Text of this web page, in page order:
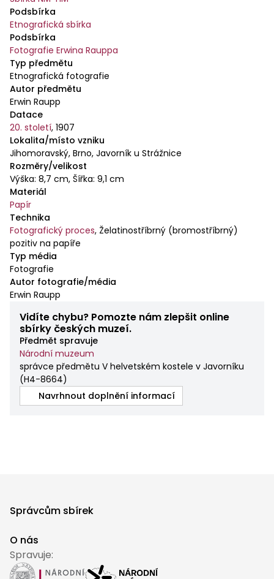
Podsbírka
Etnografická sbírka
Podsbírka
Fotografie Erwina Rauppa
Typ předmětu
Etnografická fotografie
Autor předmětu
Erwin Raupp
Datace
20. století, 1907
Lokalita/místo vzniku
Jihomoravský, Brno, Javorník u Strážnice
Rozměry/velikost
Výška: 8,7 cm, Šířka: 9,1 cm
Materiál
Papír
Technika
Fotografický proces, Želatinostříbrný (bromostříbrný)
pozitiv na papíře
Typ média
Fotografie
Autor fotografie/média
Erwin Raupp
Vidíte chybu? Pomozte nám zlepšit online
sbírky českých muzeí.
Předmět spravuje
Národní muzeum
správce předmětu V helvetském kostele v Javorníku
(H4-8664)
Navrhnout doplnění informací
Správcům sbírek
O nás
Spravuje: